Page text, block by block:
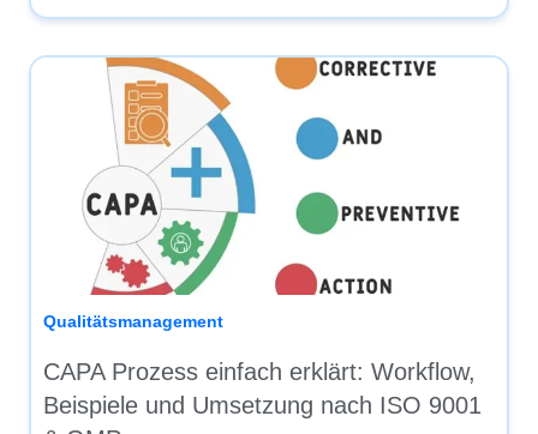
Qualitätsmanagement
CAPA Prozess einfach erklärt: Workflow,
Beispiele und Umsetzung nach ISO 9001